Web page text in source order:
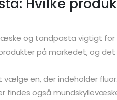
og tandpasta vigtigt
på markedet, og
en, der indeholder
findes også